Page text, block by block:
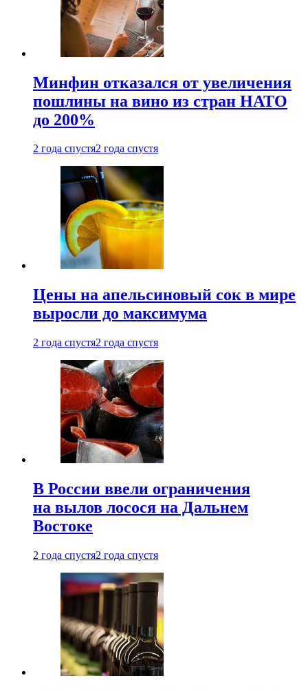
Минфин отказался от увеличения
пошлины на вино из стран НАТО
до 200%
2 года спустя2 года спустя
Цены на апельсиновый сок в мире
выросли до максимума
2 года спустя2 года спустя
В России ввели ограничения
на вылов лосося на Дальнем
Востоке
2 года спустя2 года спустя